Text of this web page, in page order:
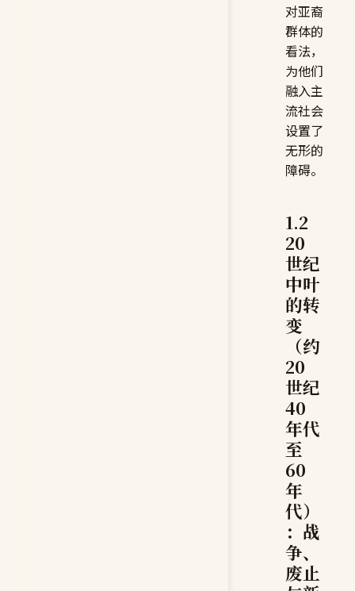
对亚裔
群体的
看法，
为他们
融入主
流社会
设置了
无形的
障碍。
1.2
20
世纪
中叶
的转
变
（约
20
世纪
40
年代
至
60
年
代）
：战
争、
废止